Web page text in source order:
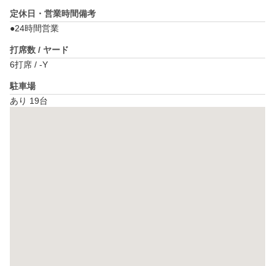
定休日・営業時間備考
●24時間営業
打席数 / ヤード
6打席 / -Y
駐車場
あり 19台